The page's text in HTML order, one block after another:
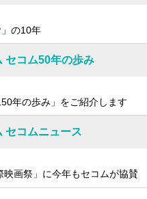
」の10年
セコム50年の歩み
50年の歩み」をご紹介します
セコムニュース
映画祭」に今年もセコムが協賛